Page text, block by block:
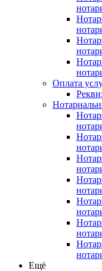
Оплата
Ещё